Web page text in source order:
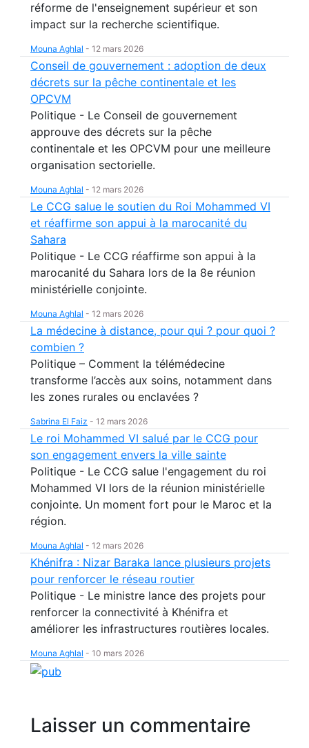
réforme de l'enseignement supérieur et son
impact sur la recherche scientifique.
Mouna Aghlal - 12 mars 2026
Conseil de gouvernement : adoption de deux
décrets sur la pêche continentale et les
OPCVM
Politique - Le Conseil de gouvernement
approuve des décrets sur la pêche
continentale et les OPCVM pour une meilleure
organisation sectorielle.
Mouna Aghlal - 12 mars 2026
Le CCG salue le soutien du Roi Mohammed VI
et réaffirme son appui à la marocanité du
Sahara
Politique - Le CCG réaffirme son appui à la
marocanité du Sahara lors de la 8e réunion
ministérielle conjointe.
Mouna Aghlal - 12 mars 2026
La médecine à distance, pour qui ? pour quoi ?
combien ?
Politique – Comment la télémédecine
transforme l’accès aux soins, notamment dans
les zones rurales ou enclavées ?
Sabrina El Faiz - 12 mars 2026
Le roi Mohammed VI salué par le CCG pour
son engagement envers la ville sainte
Politique - Le CCG salue l'engagement du roi
Mohammed VI lors de la réunion ministérielle
conjointe. Un moment fort pour le Maroc et la
région.
Mouna Aghlal - 12 mars 2026
Khénifra : Nizar Baraka lance plusieurs projets
pour renforcer le réseau routier
Politique - Le ministre lance des projets pour
renforcer la connectivité à Khénifra et
améliorer les infrastructures routières locales.
Mouna Aghlal - 10 mars 2026
Laisser un commentaire